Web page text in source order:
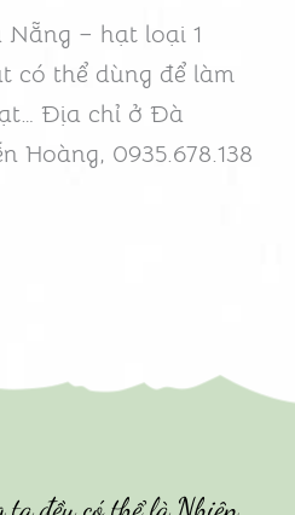
– hạt loại 1
có thể dùng để làm
Địa chỉ ở Đà
Hoàng, 0935.678.138
đều có thể là Nhiên.